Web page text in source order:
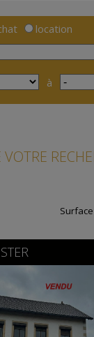
location
à
Surface